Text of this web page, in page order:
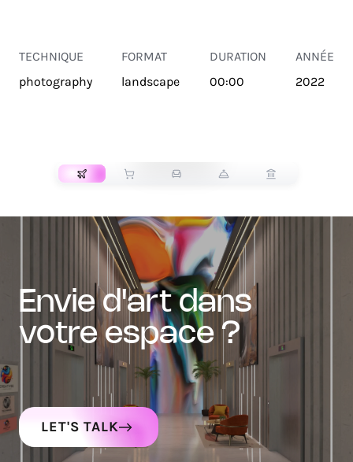
TECHNIQUE
photography
FORMAT
landscape
DURATION
00:00
ANNÉE
2022
envie d'art dans
votre espace ?
LET'S TALK